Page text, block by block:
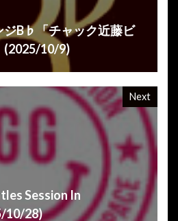
ジB♭「チャック近藤ビ
(2025/10/9)
Next
Session In
10/28)